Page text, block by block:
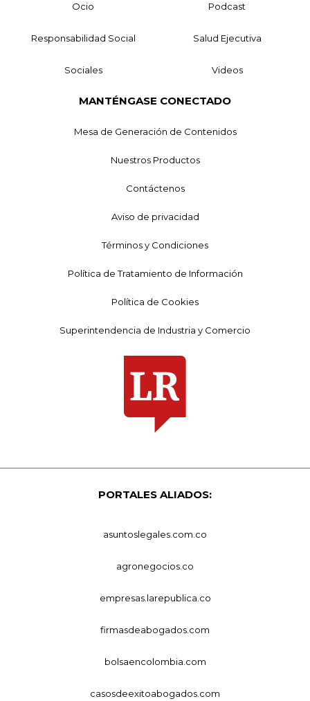
Ocio Podcast
Responsabilidad Social Salud Ejecutiva
Sociales Videos
MANTÉNGASE CONECTADO
Mesa de Generación de Contenidos
Nuestros Productos
Contáctenos
Aviso de privacidad
Términos y Condiciones
Política de Tratamiento de Información
Política de Cookies
Superintendencia de Industria y Comercio
PORTALES ALIADOS:
asuntoslegales.com.co
agronegocios.co
empresas.larepublica.co
firmasdeabogados.com
bolsaencolombia.com
casosdeexitoabogados.com